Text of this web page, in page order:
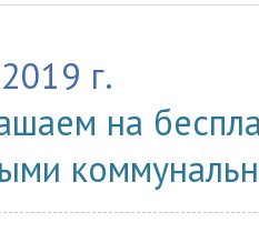
г.
на